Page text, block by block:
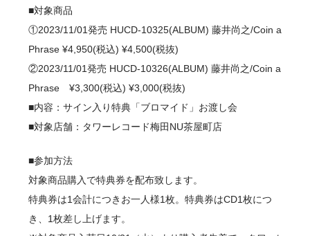
■対象商品
①2023/11/01発売 HUCD-10325(ALBUM) 藤井尚之/Coin a
Phrase ¥4,950(税込) ¥4,500(税抜)
②2023/11/01発売 HUCD-10326(ALBUM) 藤井尚之/Coin a
Phrase ¥3,300(税込) ¥3,000(税抜)
■内容：サイン入り特典「ブロマイド」お渡し会
■対象店舗：タワーレコード梅田NU茶屋町店
■参加方法
対象商品購入で特典券を配布致します。
特典券は1会計につきお一人様1枚。特典券はCD1枚につ
き、1枚差し上げます。